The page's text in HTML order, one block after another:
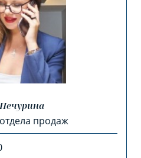
продаж